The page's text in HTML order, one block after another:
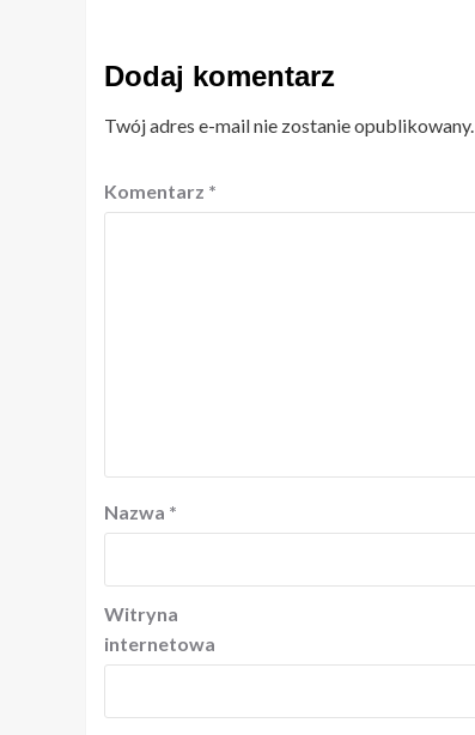
Dodaj komentarz
Twój adres e-mail nie zostanie opublikowany.
Komentarz *
Nazwa *
Witryna
internetowa